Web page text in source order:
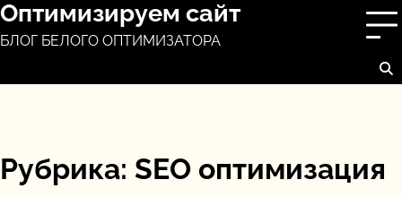
Перейти
к
Оптимизируем сайт
БЛОГ БЕЛОГО ОПТИМИЗАТОРА
Рубрика: SEO оптимизация